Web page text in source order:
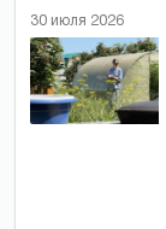
30 июля 2026